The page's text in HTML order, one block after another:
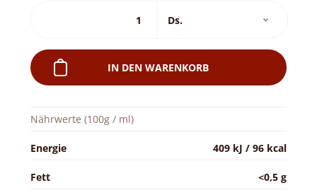
IN DEN WARENKORB
Nährwerte (100g / ml)
Energie 409 kJ / 96 kcal
Fett <0,5 g